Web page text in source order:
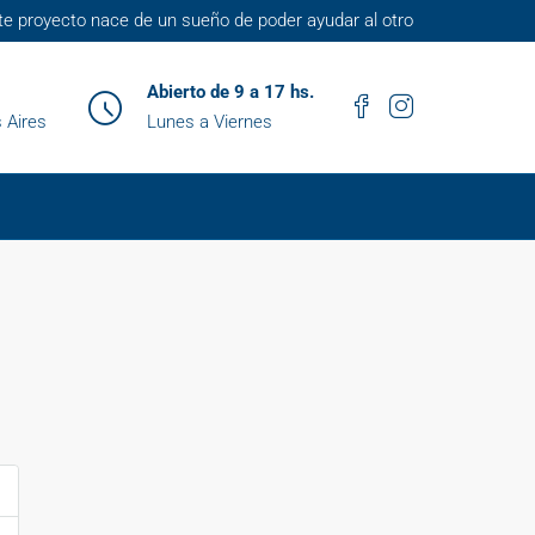
proyecto nace de un sueño de poder ayudar al otro
Aires
Abierto de 9 a 17 hs.
Lunes a Viernes